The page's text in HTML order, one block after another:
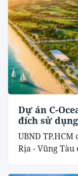
Dự án C-
đích sử
UBND
Rịa - Vũng Tàu